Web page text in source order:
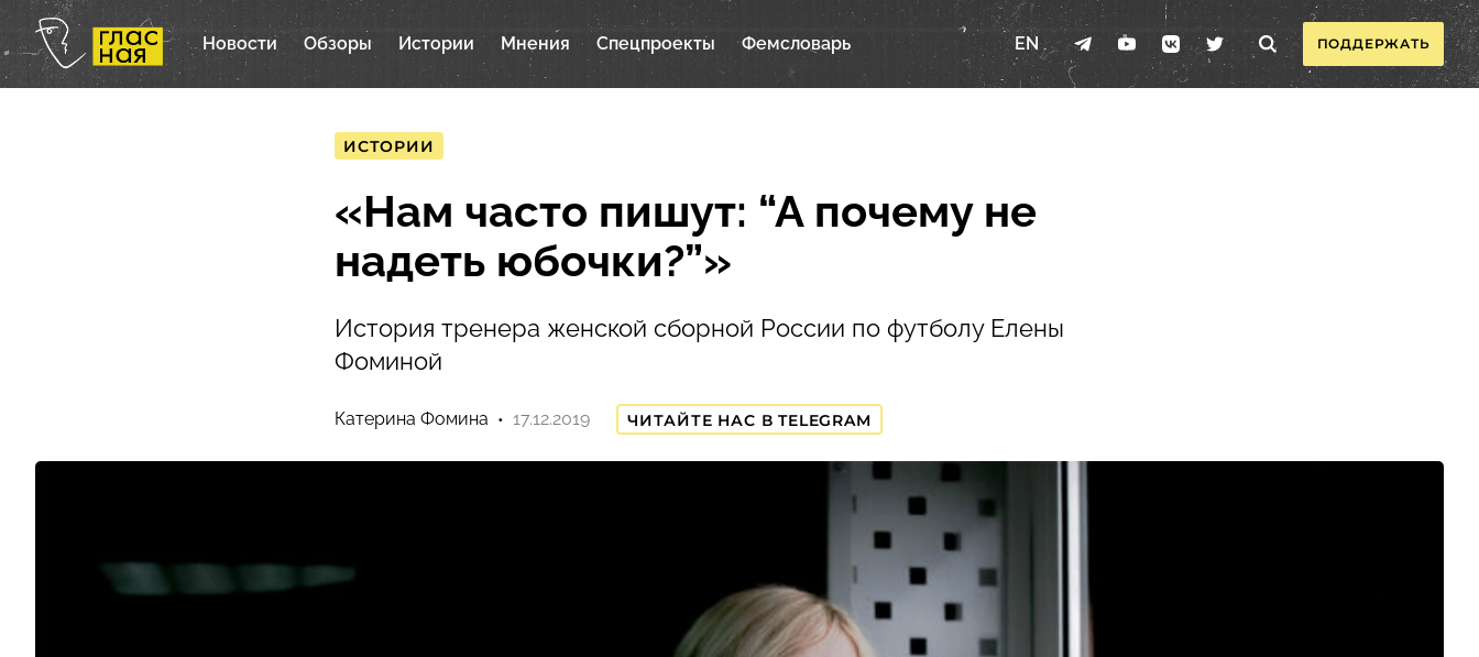
Новости Обзоры Истории Мнения Спецпроекты Фемсловарь EN ПОДДЕРЖАТЬ
ИСТОРИИ
«Нам часто пишут: “А почему не
надеть юбочки?”»
История тренера женской сборной России по футболу Елены
Фоминой
Катерина Фомина 17.12.2019 ЧИТАЙТЕ НАС В TELEGRAM